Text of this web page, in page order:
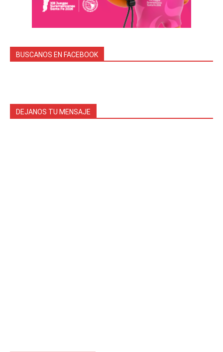
BUSCANOS EN FACEBOOK
DEJANOS TU MENSAJE